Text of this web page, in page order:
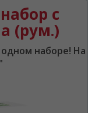
с
(рум.)
наборе! На